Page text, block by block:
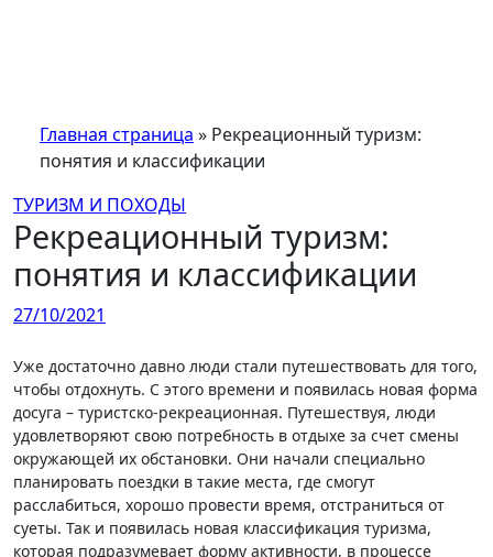
Главная страница » Рекреационный туризм:
понятия и классификации
ТУРИЗМ И ПОХОДЫ
Рекреационный туризм:
понятия и классификации
27/10/2021
Уже достаточно давно люди стали путешествовать для того,
чтобы отдохнуть. С этого времени и появилась новая форма
досуга – туристско-рекреационная. Путешествуя, люди
удовлетворяют свою потребность в отдыхе за счет смены
окружающей их обстановки. Они начали специально
планировать поездки в такие места, где смогут
расслабиться, хорошо провести время, отстраниться от
суеты. Так и появилась новая классификация туризма,
которая подразумевает форму активности, в процессе